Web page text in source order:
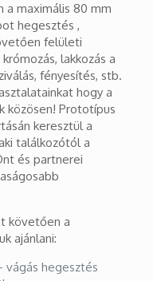
a maximális 80 mm
hegesztés ,
felületi
lakkozás a
fényesítés, stb.
hogy a
közösen! Prototípus
keresztül a
találkozótól a
és partnerei
követően a
ajánlani:
vágás hegesztés